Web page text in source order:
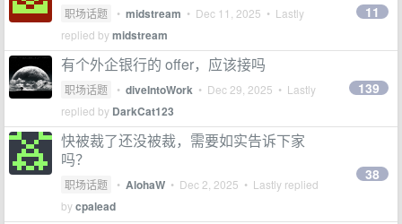
职场话题 • midstream • Dec 11, 2025 • Lastly
replied bymidstream
11
有个外企银行的 offer，应该接吗
职场话题 • diveIntoWork • Dec 29, 2025 • Lastly
replied by DarkCat123
139
快被裁了还没被裁，需要如实告诉下家
吗？
职场话题 • AlohaW • Dec 2, 2025 • Lastly replied
bycpalead
38